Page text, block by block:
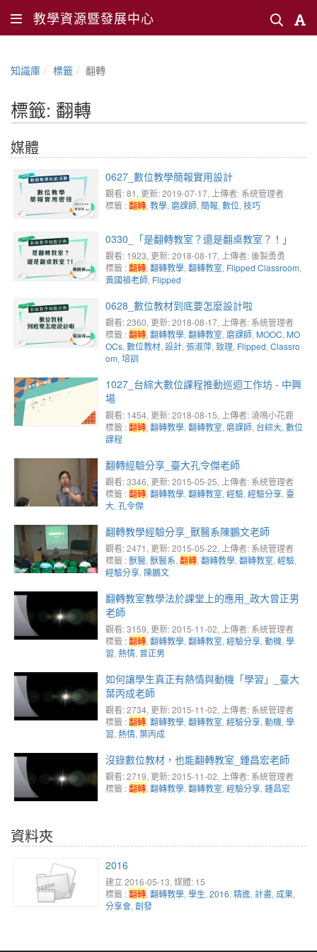
教學資源暨發展中心
知識庫 標籤 翻轉
標籤: 翻轉
媒體
0627_數位教學簡報實用設計
觀看: 81 , 更新: 2019-07-17, 上傳者: 系統管理者
標籤 :翻轉, 教學, 磨課師, 簡報, 數位, 技巧
0330_「是翻轉教室？還是翻桌教室？！」
觀看: 1923, 更新: 2018-08-17, 上傳者: 後製勇勇
標籤 :翻轉, 翻轉教學, 翻轉教室, Flipped Classroom,
黃國禎老師, Flipped
0628_數位教材到底要怎麼設計啦
觀看: 2360, 更新: 2018-08-17, 上傳者: 系統管理者
標籤 :翻轉, 翻轉教學, 翻轉教室, 磨課師, MOOC, MO
OCs, 數位教材, 設計, 張淑萍, 致理, Flipped, Classro
om, 培訓
1027_台綜大數位課程推動巡迴工作坊 - 中興
場
觀看: 1454, 更新: 2018-08-15, 上傳者: 澆鳴小花鹿
標籤 :翻轉, 翻轉教學, 翻轉教室, 磨課師, 台綜大, 數位
課程
翻轉經驗分享_臺大孔令傑老師
觀看: 3346, 更新: 2015-05-25, 上傳者: 系統管理者
標籤 :翻轉, 翻轉教學, 翻轉教室, 經驗, 經驗分享, 臺
大, 孔令傑
翻轉教學經驗分享_獸醫系陳鵬文老師
觀看: 2471 , 更新: 2015-05-22, 上傳者: 系統管理者
標籤 :獸醫, 獸醫系, 翻轉, 翻轉教學, 翻轉教室, 經驗,
經驗分享, 陳鵬文
翻轉教室教學法於課堂上的應用_政大曾正男
老師
觀看: 3159, 更新: 2015-11-02, 上傳者: 系統管理者
標籤 :翻轉, 翻轉教學, 翻轉教室, 經驗分享, 動機, 學
習, 熱情, 曾正男
如何讓學生真正有熱情與動機「學習」_臺大
葉丙成老師
觀看: 2734, 更新: 2015-11-02, 上傳者: 系統管理者
標籤 :翻轉, 翻轉教學, 翻轉教室, 經驗分享, 動機, 學
習, 熱情, 葉丙成
沒錄數位教材，也能翻轉教室_鍾昌宏老師
觀看: 2719, 更新: 2015-11-02, 上傳者: 系統管理者
標籤 :翻轉, 翻轉教學, 翻轉教室, 經驗分享, 鍾昌宏
資料夾
2016
建立 2016-05-13, 媒體: 15
標籤 :翻轉, 翻轉教學, 學生, 2016, 精進, 計畫, 成果,
分享會, 創發